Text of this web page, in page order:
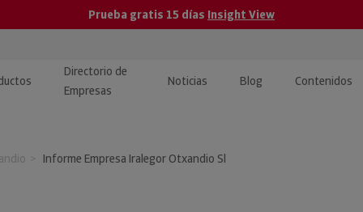
Prueba gratis 15 días Insight View
Directorio de
Empresas
Noticias Blog Contenidos
y tutoriales
Informe Empresa Iralegor Otxandio Sl